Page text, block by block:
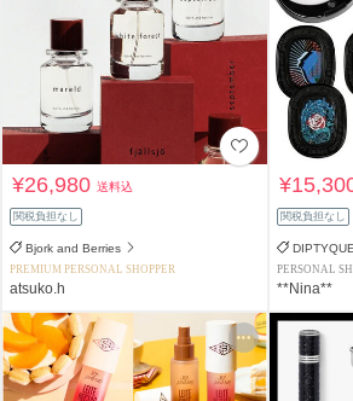
¥26,980送料込
関税負担なし
Bjork and Berries
PREMIUM PERSONAL SHOPPER
atsuko.h
関税負担なし
DIPTYQUE
PERSONAL
**Nina**